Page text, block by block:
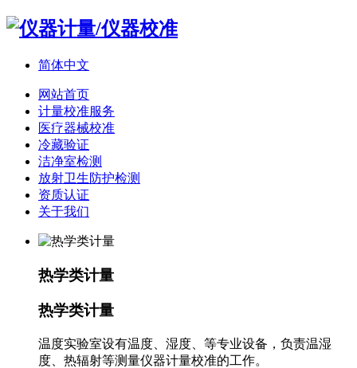
简体中文
网站首页
计量校准服务
医疗器械校准
冷藏验证
洁净室检测
放射卫生防护检测
资质认证
关于我们
热学类计量
热学类计量
温度实验室设有温度、湿度、等专业设备，负责温湿
度、热辐射等测量仪器计量校准的工作。